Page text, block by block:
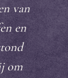
van
en
om